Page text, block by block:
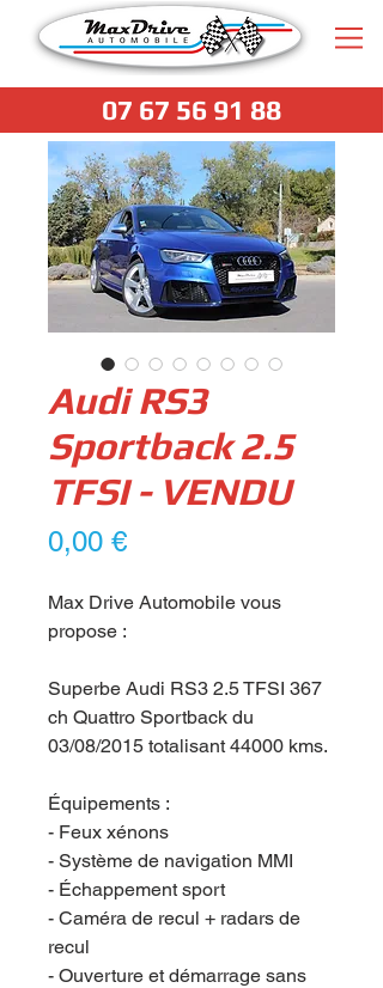
07 67 56 91 88
Audi RS3
Sportback 2.5
TFSI - VENDU
0,00 €Prix
Max Drive Automobile vous
propose :
Superbe Audi RS3 2.5 TFSI 367
ch Quattro Sportback du
03/08/2015 totalisant 44000 kms.
Équipements :
- Feux xénons
- Système de navigation MMI
- Échappement sport
- Caméra de recul + radars de
recul
- Ouverture et démarrage sans